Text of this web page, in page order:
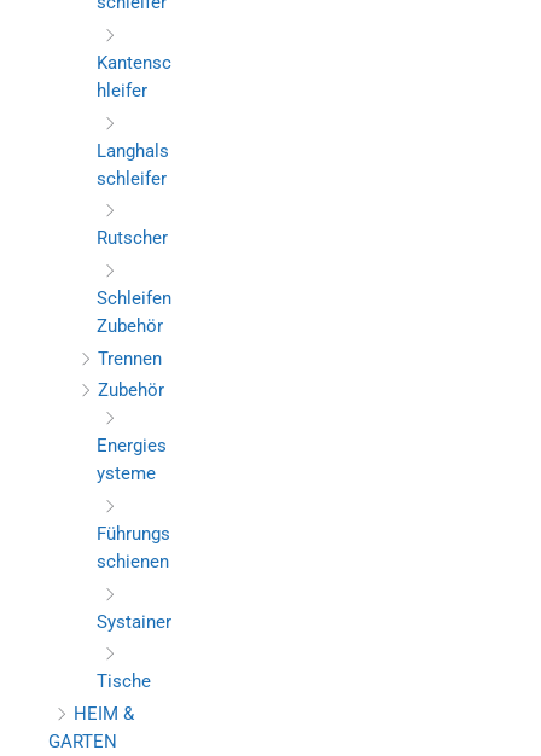
Kantensc
hleifer
Langhals
schleifer
Rutscher
Schleifen
Zubehör
Trennen
Zubehör
Energies
ysteme
Führungs
schienen
Systainer
Tische
HEIM &
GARTEN